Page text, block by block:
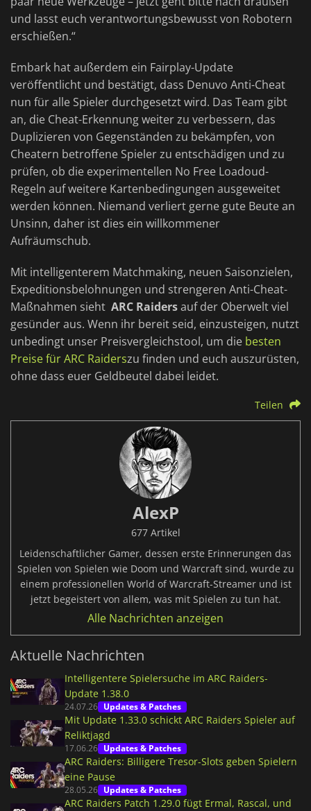
und lasst euch verantwortungsbewusst von Robotern
erschießen.“
Embark hat außerdem ein Fairplay-Update
veröffentlicht und bestätigt, dass Denuvo Anti-Cheat
nun für alle Spieler durchgesetzt wird. Das Team gibt
an, die Cheat-Erkennung weiter zu verbessern, das
Duplizieren von Gegenständen zu bekämpfen, von
Cheatern betroffene Spieler zu entschädigen und zu
prüfen, ob die experimentellen No Free Loadoud-
Regeln auf weitere Kartenbedingungen ausgeweitet
werden können. Niemand verliert gerne gute Beute an
Unsinn, daher ist dies ein willkommener
Aufräumschub.
Mit intelligenterem Matchmaking, neuen Saisonzielen,
Expeditionsbelohnungen und strengeren Anti-Cheat-
Maßnahmen sieht ARC Raidersauf der Oberwelt viel
gesünder aus. Wenn ihr bereit seid, einzusteigen, nutzt
unbedingt unser Preisvergleichstool, um die besten
Preise für ARC Raiderszu finden und euch auszurüsten,
ohne dass euer Geldbeutel dabei leidet.
Teilen
AlexP
677 Artikel
Leidenschaftlicher Gamer, dessen erste Erinnerungen das
Spielen von Spielen wie Doom und Warcraft sind, wurde zu
einem professionellen World of Warcraft-Streamer und ist
jetzt begeistert von allem, was mit Spielen zu tun hat.
Alle Nachrichten anzeigen
Aktuelle Nachrichten
Intelligentere Spielersuche im ARC Raiders-
Update 1.38.0
24.07.26 Updates & Patches
Mit Update 1.33.0 schickt ARC Raiders Spieler auf
Reliktjagd
17.06.26 Updates & Patches
ARC Raiders: Billigere Tresor-Slots geben Spielern
eine Pause
28.05.26 Updates & Patches
ARC Raiders Patch 1.29.0 fügt Ermal, Rascal, und